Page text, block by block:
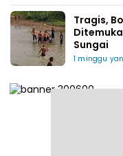
Tragis,
Sungai
1 minggu